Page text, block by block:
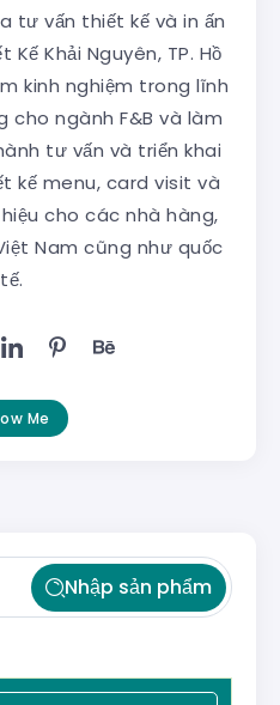
tư vấn thiết kế và in ấn
Kế Khải Nguyên, TP. Hồ
kinh nghiệm trong lĩnh
cho ngành F&B và làm
tư vấn và triển khai
kế menu, card visit và
cho các nhà hàng,
Nam cũng như quốc
tế.
Me
Nhập sản phẩm